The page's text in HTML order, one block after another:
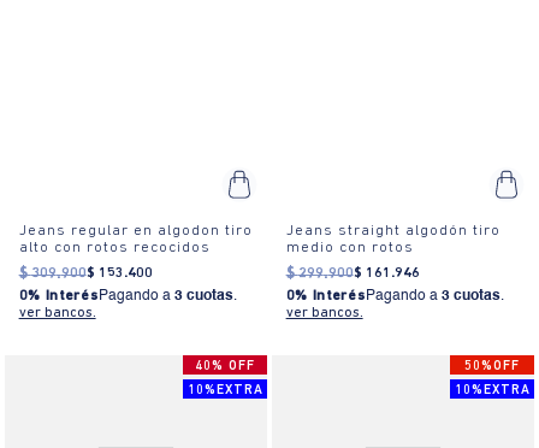
Jeans regular en algodon tiro
alto con rotos recocidos
$ 309.900$ 153 .400
0% Interés Pagando a 3 cuotas.
ver bancos.
Jeans straight algodón tiro
medio con rotos
$ 299.900$ 161 .946
0% Interés Pagando a 3 cuotas.
ver bancos.
40% OFF
10%EXTRA
50%OFF
10%EXTRA